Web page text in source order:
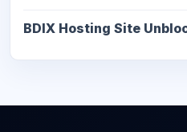
BDIX Hosting Site